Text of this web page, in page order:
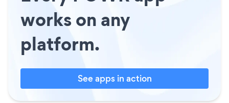
works on any
platform.
See apps in action